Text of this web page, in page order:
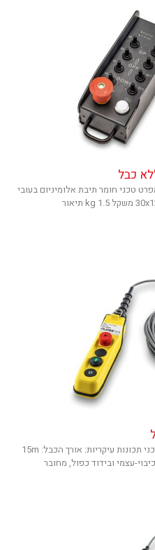
מפרט טכני חומר תיבת אלומיניום בעובי
שלט עם כפתור חירום 15 מ’ כבל מפרט טכני תכונות עיקריות: אורך הכבל: 15m
עצמי ובידוד כפול, מחובר